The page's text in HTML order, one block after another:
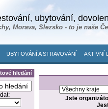
ubytování,
Morava, Slezsko - to je naše
UBYTOVÁNÍ A STRAVOVÁNÍ AKTIVNÍ
hledání
Jste